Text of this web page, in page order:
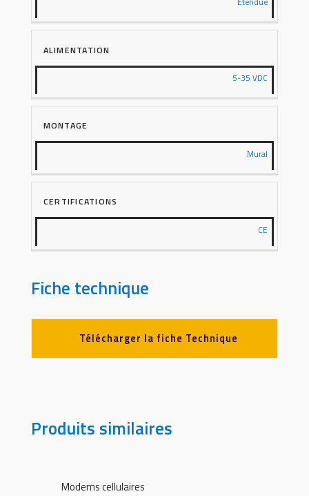
ALIMENTATION
5-35 VDC
MONTAGE
Mural
CERTIFICATIONS
CE
Fiche technique
Télécharger la fiche Technique
Produits similaires
Modems cellulaires